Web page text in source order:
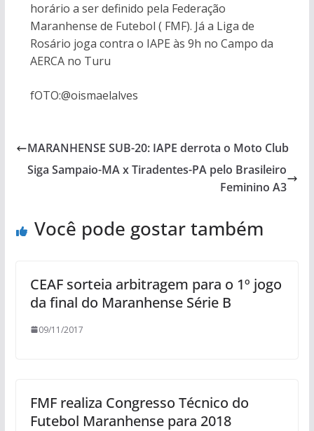
horário a ser definido pela Federação
Maranhense de Futebol ( FMF). Já a Liga de
Rosário joga contra o IAPE às 9h no Campo da
AERCA no Turu
fOTO:@oismaelalves
MARANHENSE SUB-20: IAPE derrota o Moto Club
Siga Sampaio-MA x Tiradentes-PA pelo Brasileiro
Feminino A3
Você pode gostar também
CEAF sorteia arbitragem para o 1º jogo
da final do Maranhense Série B
09/11/2017
FMF realiza Congresso Técnico do
Futebol Maranhense para 2018